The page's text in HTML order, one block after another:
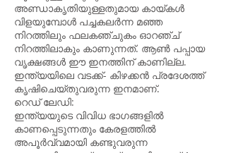
അണ്ഡാകൃതിയുള്ളതുമായ കായ്കൾ
വിളയുമ്പോൾ പച്ചകലർന്ന മഞ്ഞ
നിറത്തിലും ഫലകഞ്ചുകം ഓറഞ്ച്
നിറത്തിലാകും കാണുന്നത്. ആൺ പപ്പായ
വൃക്ഷങ്ങൾ ഈ ഇനത്തിന് കാണില്ല.
ഇന്ത്യയിലെ വടക്ക്- കിഴക്കൻ പ്രദേശത്ത്
കൃഷിചെയ്തുവരുന്ന ഇനമാണ്.
റെഡ് ലേഡി:
ഇന്ത്യയുടെ വിവിധ ഭാഗങ്ങളിൽ
കാണപ്പെടുന്നതും കേരളത്തിൽ
അപൂ‍ർവ്വമായി കണ്ടുവരുന്ന